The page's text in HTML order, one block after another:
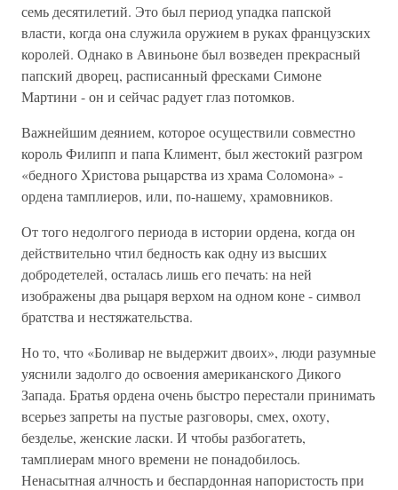
семь десятилетий. Это был период упадка папской
власти, когда она служила оружием в руках французских
королей. Однако в Авиньоне был возведен прекрасный
папский дворец, расписанный фресками Симоне
Мартини - он и сейчас радует глаз потомков.
Важнейшим деянием, которое осуществили совместно
король Филипп и папа Климент, был жестокий разгром
«бедного Христова рыцарства из храма Соломона» -
ордена тамплиеров, или, по-нашему, храмовников.
От того недолгого периода в истории ордена, когда он
действительно чтил бедность как одну из высших
добродетелей, осталась лишь его печать: на ней
изображены два рыцаря верхом на одном коне - символ
братства и нестяжательства.
Но то, что «Боливар не выдержит двоих», люди разумные
уяснили задолго до освоения американского Дикого
Запада. Братья ордена очень быстро перестали принимать
всерьез запреты на пустые разговоры, смех, охоту,
безделье, женские ласки. И чтобы разбогатеть,
тамплиерам много времени не понадобилось.
Ненасытная алчность и беспардонная напористость при